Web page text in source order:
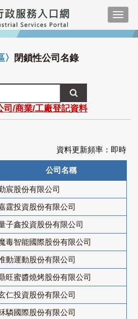
〉 閉鎖性公司名錄
司/商業/工廠登記資料
資料更新頻率：即時
公司名稱
宸股份有限公司
霆投資股份有限公司
子鑫投資股份有限公司
毒智能國際股份有限公司
動運動股份有限公司
旺蜜醬燒烤股份有限公司
仁投資股份有限公司
驎國際股份有限公司